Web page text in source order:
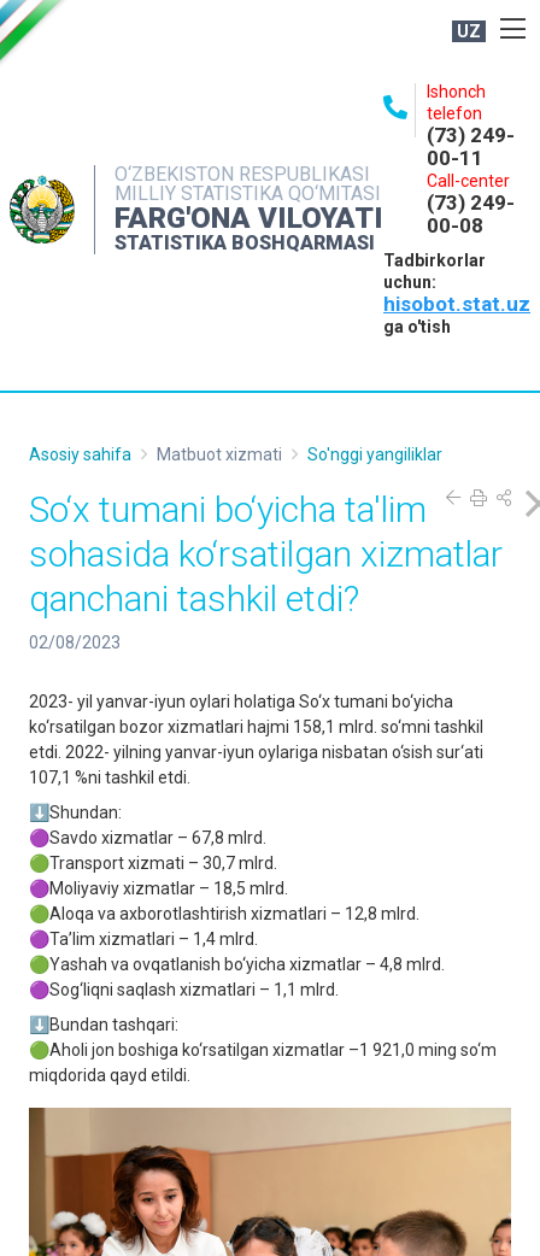
UZ
O‘ZBEKISTON RESPUBLIKASI
MILLIY STATISTIKA QO‘MITASI
FARG'ONA VILOYATI
STATISTIKA BOSHQARMASI
Ishonch
telefon
(73) 249-
00-11
Call-center
(73) 249-
00-08
Tadbirkorlar
uchun:
hisobot.stat.uz
ga o'tish
NASHRLAR
INTERAKTIV XIZMATLAR
MATBUOT XIZMATI
Asosiy sahifa Matbuot xizmati So'nggi yangiliklar
So‘x tumani bo‘yicha ta'lim
sohasida ko‘rsatilgan xizmatlar
qanchani tashkil etdi?
02/08/2023
2023- yil yanvar-iyun oylari holatiga So‘x tumani bo‘yicha
ko‘rsatilgan bozor xizmatlari hajmi 158,1 mlrd. so‘mni tashkil
etdi. 2022- yilning yanvar-iyun oylariga nisbatan o‘sish sur‘ati
107,1 %ni tashkil etdi.
⬇️Shundan:
🟣Savdo xizmatlar – 67,8 mlrd.
🟢Transport xizmati – 30,7 mlrd.
🟣Moliyaviy xizmatlar – 18,5 mlrd.
🟢Aloqa va axborotlashtirish xizmatlari – 12,8 mlrd.
🟣Ta’lim xizmatlari – 1,4 mlrd.
🟢Yashah va ovqatlanish bo‘yicha xizmatlar – 4,8 mlrd.
🟣Sog‘liqni saqlash xizmatlari – 1,1 mlrd.
⬇️Bundan tashqari:
🟢Aholi jon boshiga ko‘rsatilgan xizmatlar –1 921,0 ming so‘m
miqdorida qayd etildi.